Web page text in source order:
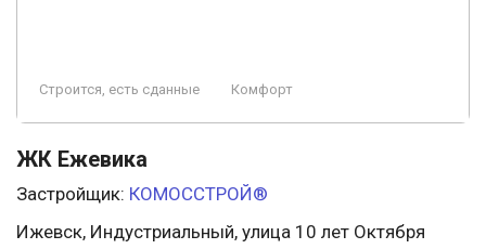
Строится, есть сданные Комфорт
ЖК Ежевика
Застройщик: КОМОССТРОЙ®
Ижевск, Индустриальный, улица 10 лет Октября